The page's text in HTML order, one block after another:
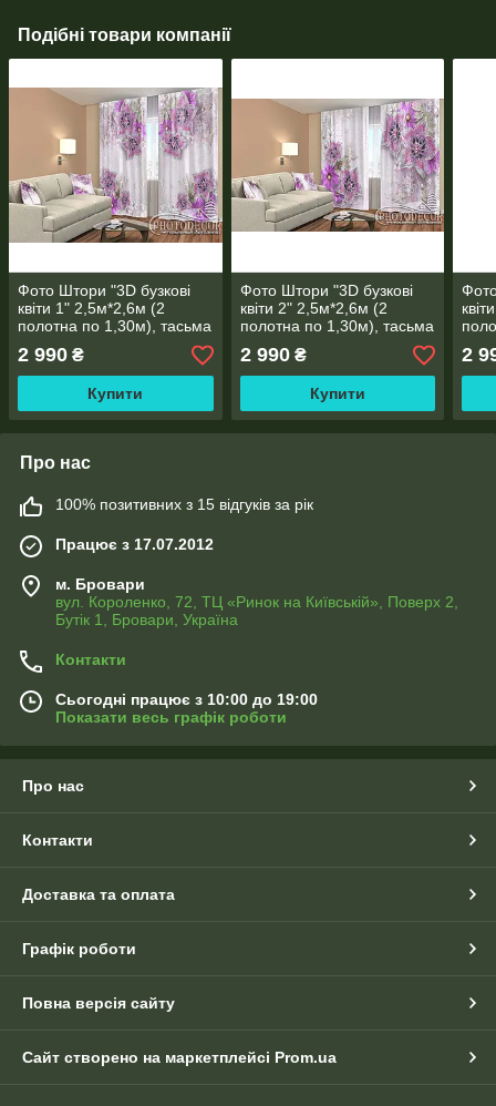
Подібні товари компанії
Фото Штори "3D бузкові
квіти 1" 2,5м*2,6м (2
полотна по 1,30м), тасьма
2 990 ₴
Купити
Фото Штори "3D бузкові
квіти 2" 2,5м*2,6м (2
полотна по 1,30м), тасьма
2 990₴
Купити
2
Про нас
100% позитивних з 15 відгуків за рік
Працює з 17.07.2012
м. Бровари
вул. Короленко, 72, ТЦ «Ринок на Київській», Поверх 2,
Бутік 1, Бровари, Україна
Контакти
Сьогодні працює з 10:00 до 19:00
Показати весь графік роботи
Про нас
Контакти
Доставка та оплата
Графік роботи
Повна версія сайту
Сайт створено на маркетплейсі Prom.ua